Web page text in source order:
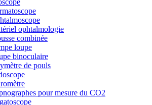
ophtalmologie
combinée
loupe
binoculaire
de pouls
pour mesure du CO2